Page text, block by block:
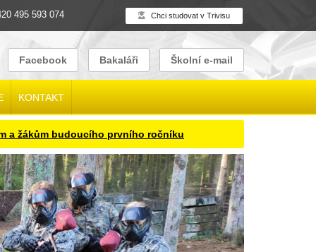
495 593 074 Chci studovat v Trivisu
Facebook Bakaláři Školní e-mail
KONTAKT
budoucího prvního ročníku